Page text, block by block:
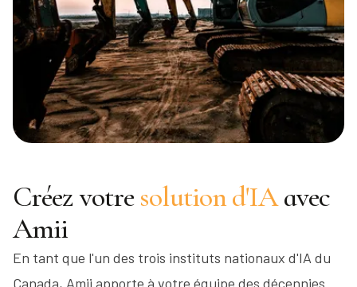
Créez votre solution d'IAavec
Amii
En tant que l'un des trois instituts nationaux d'IA du
Canada, Amii apporte à votre équipe des décennies